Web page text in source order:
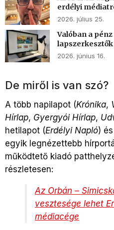
erdélyi
2026. július 25.
Valóban a
lapszerkesztők
2026. június 16.
De miről is van szó?
A több napilapot (Krónika,
Hírlap, Gyergyói Hírlap,
hetilapot (Erdélyi Napló)
egyik legnézettebb
működtető kiadó
részletesen:
Az Orbán –
vesztesége lehet
médiacége